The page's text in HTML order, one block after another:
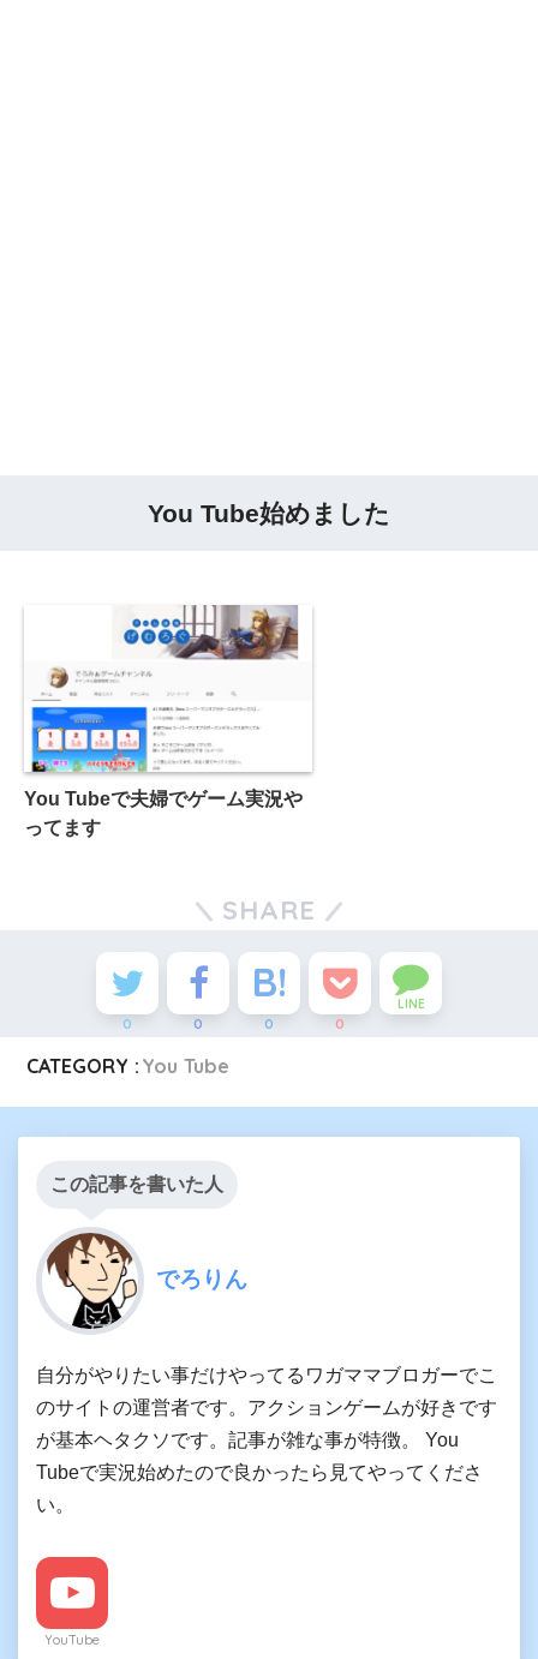
You Tube始めました
You Tubeで夫婦でゲーム実況や
ってます
SHARE
0 0 0 0
LINE
CATEGORY : You Tube
この記事を書いた人
でろりん
自分がやりたい事だけやってるワガママブロガーでこ
のサイトの運営者です。アクションゲームが好きです
が基本ヘタクソです。記事が雑な事が特徴。 You
Tubeで実況始めたので良かったら見てやってくださ
い。
YouTube